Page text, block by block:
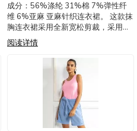
成分：56%涤纶 31%棉 7%弹性纤
维 6%亚麻 亚麻针织连衣裙。 这款抹
胸连衣裙采用全新宽松剪裁，采用亚
麻面料制成，呈现出素色，点状条纹
印花呈现出类似夕阳的色调。 连衣裙
上的口袋细节增强了其实用性。 V领
勾勒出轮廓。 肩部饰有马丁格尔细
阅读详情